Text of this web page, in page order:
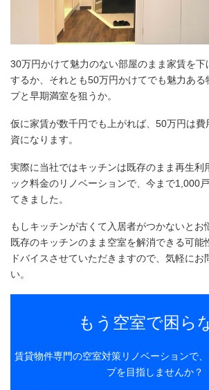
30万円かけて魅力のない部屋のまま家賃を下
するか、それとも50万円かけてでも魅力ある
プと早期満室を狙うか。
仮に家賃が数千円でも上がれば、50万円は
資になります。
実際に当社ではキッチンは既存のまま再生利
ック料金のリノベーションで、今まで1,000
てきました。
もしキッチンが古くて入居者がつかないとお
既存のキッチンのまま空室を解消できる可能
ドバイスさせていただきますので、気軽にお
い。
もう空室で困ら
賃貸物件専門の空室対策リノベーションで
プを目指しませんか？